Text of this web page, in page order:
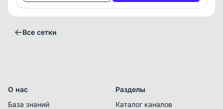
Все сетки
О нас
База знаний
Разделы
Каталог каналов